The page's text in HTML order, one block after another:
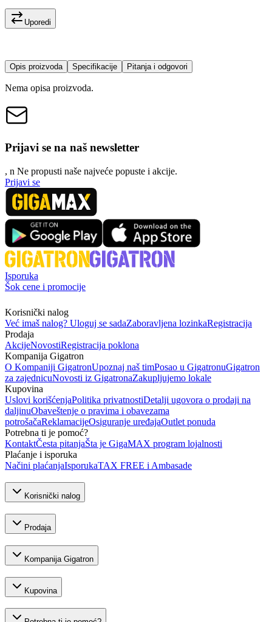
Uporedi
Opis proizvoda Specifikacije Pitanja i odgovori
Nema opisa proizvoda.
Prijavi se na naš newsletter
, n Ne propusti naše najveće popuste i akcije.
Prijavi se
Isporuka
Šok cene i promocije
Korisnički nalog
Već imaš nalog? Uloguj se sadaZaboravljena lozinkaRegistracija
Prodaja
AkcijeNovostiRegistracija poklona
Kompanija Gigatron
O Kompaniji GigatronUpoznaj naš timPosao u GigatronuGigatron
za zajednicuNovosti iz GigatronaZakupljujemo lokale
Kupovina
Uslovi korišćenjaPolitika privatnostiDetalji ugovora o prodaji na
daljinuObaveštenje o pravima i obavezama
potrošačaReklamacijeOsiguranje uređajaOutlet ponuda
Potrebna ti je pomoć?
KontaktČesta pitanjaŠta je GigaMAX program lojalnosti
Plaćanje i isporuka
Načini plaćanjaIsporukaTAX FREE i Ambasade
Korisnički nalog
Prodaja
Kompanija Gigatron
Kupovina